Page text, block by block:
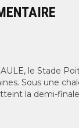
le Stade
Sous une
la demi-